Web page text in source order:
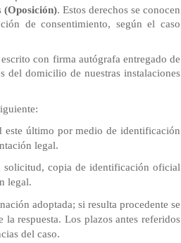
(Oposición). Estos derechos se conocen
de consentimiento, según el caso
con firma autógrafa entregado de
del domicilio de nuestras instalaciones
este último por medio de identificación
legal.
solicitud, copia de identificación oficial
legal.
adoptada; si resulta procedente se
respuesta. Los plazos antes referidos
del caso.